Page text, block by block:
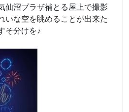
仙沼プラザ補とる屋上で撮影
いな空を眺めることが出来た
そ分けを♪